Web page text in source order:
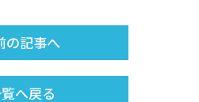
の記事へ
へ戻る